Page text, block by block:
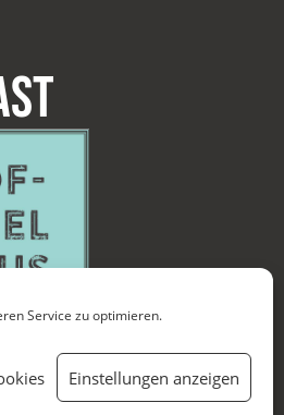
Service zu optimieren.
Einstellungen anzeigen